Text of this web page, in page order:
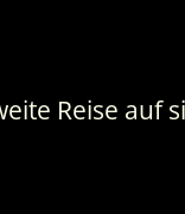
Reise auf